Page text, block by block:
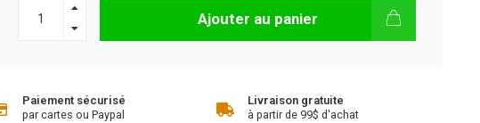
Ajouter au panier
Paiement sécurisé
par cartes ou Paypal
Livraison gratuite
à partir de 99$ d'achat